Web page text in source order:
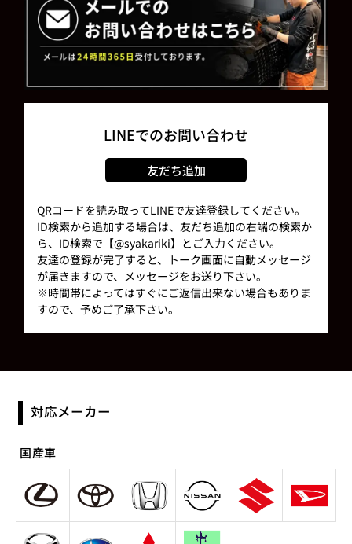
LINEでのお問い合わせ
友だち追加
QRコードを読み取ってLINEで友達登録してください。
ID検索から追加する場合は、友だち追加の右端の検索か
ら、ID検索で【@syakariki】とご入力ください。
友達の登録が完了すると、トーク画面に自動メッセージ
が届きますので、メッセージをお送り下さい。
※時間帯によってはすぐにご返信出来ない場合もありま
すので、予めご了承下さい。
対応メーカー
国産車